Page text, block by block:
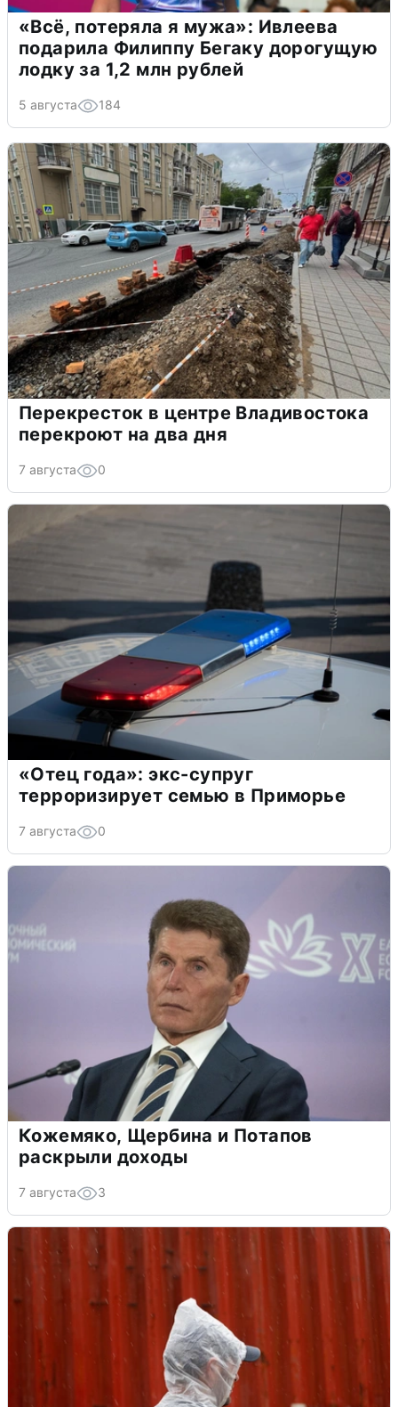
«Всё, потеряла я мужа»: Ивлеева
подарила Филиппу Бегаку дорогущую
лодку за 1,2 млн рублей
5 августа 184
Перекресток в центре Владивостока
перекроют на два дня
7 августа 0
«Отец года»: экс-супруг
терроризирует семью в Приморье
7 августа 0
Кожемяко, Щербина и Потапов
раскрыли доходы
7 августа 3